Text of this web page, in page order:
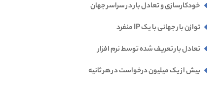
خودکارسازی و تعادل بار در سراسر جهان
توازن بار جهانی با یک IP منفرد
تعادل بار تعریف شده توسط نرم افزار
بیش از یک میلیون درخواست در هر ثانیه